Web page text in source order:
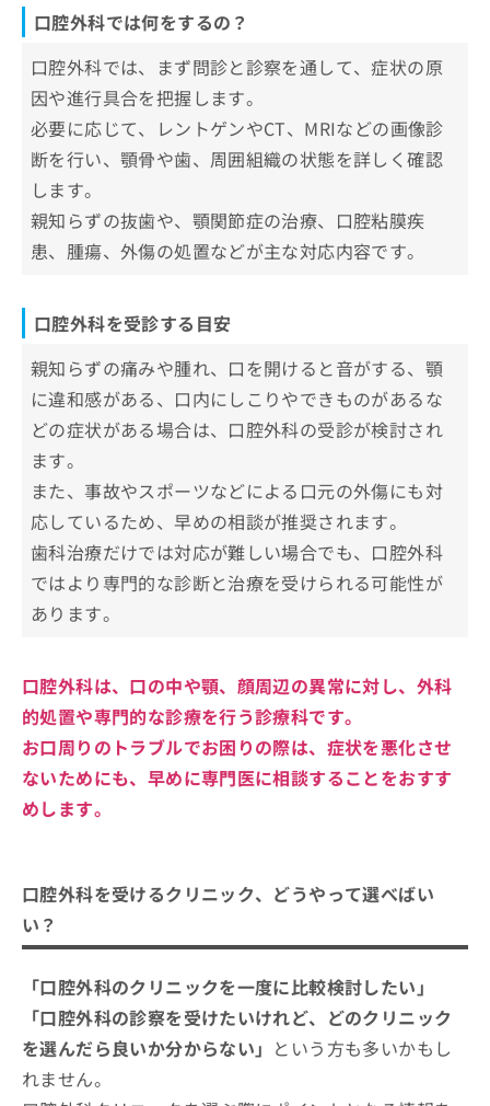
森岡歯科口腔外科
三宮アップル歯科
中村歯科医院
よしい歯科口腔外科
竹内じゅんぺー歯科
【口腔外科の基礎知識】これを知ってから口腔
口腔外科と歯医者（歯科）の違い
口腔外科と歯科、それぞれで対応する内容の違い
どちらを受診すべきか迷ったときの判断基準
口腔外科で対応される疾患や処置の例
親知らずの抜歯
顎関節症
口腔粘膜疾患
歯の外傷・顎の骨折
のう胞（嚢胞）摘出
舌や頬の痛み・違和感
インプラントの術前診断
口腔外科についてのよくある質問10選！
すすめ10選
口腔外科では何をするの？
口腔外科では、まず問診と診察を通して、症状の原
因や進行具合を把握します。
必要に応じて、レントゲンやCT、MRIなどの画像診
断を行い、顎骨や歯、周囲組織の状態を詳しく確認
します。
親知らずの抜歯や、顎関節症の治療、口腔粘膜疾
患、腫瘍、外傷の処置などが主な対応内容です。
口腔外科を受診する目安
親知らずの痛みや腫れ、口を開けると音がする、顎
に違和感がある、口内にしこりやできものがあるな
どの症状がある場合は、口腔外科の受診が検討され
ます。
また、事故やスポーツなどによる口元の外傷にも対
応しているため、早めの相談が推奨されます。
歯科治療だけでは対応が難しい場合でも、口腔外科
ではより専門的な診断と治療を受けられる可能性が
あります。
口腔外科は、口の中や顎、顔周辺の異常に対し、外科
的処置や専門的な診療を行う診療科です。
お口周りのトラブルでお困りの際は、症状を悪化させ
ないためにも、早めに専門医に相談することをおすす
めします。
口腔外科を受けるクリニック、どうやって選べばい
い？
「口腔外科のクリニックを一度に比較検討したい」
「口腔外科の診察を受けたいけれど、どのクリニック
を選んだら良いか分からない」 という方も多いかもし
れません。
わ
せ
こ
ち
ら